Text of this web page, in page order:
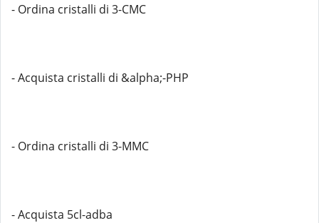
- Ordina cristalli di 3-CMC
- Acquista cristalli di &alpha;-PHP
- Ordina cristalli di 3-MMC
- Acquista 5cl-adba